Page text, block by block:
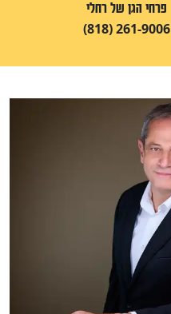
פרחי הגן של רחלי
(818) 261-9006